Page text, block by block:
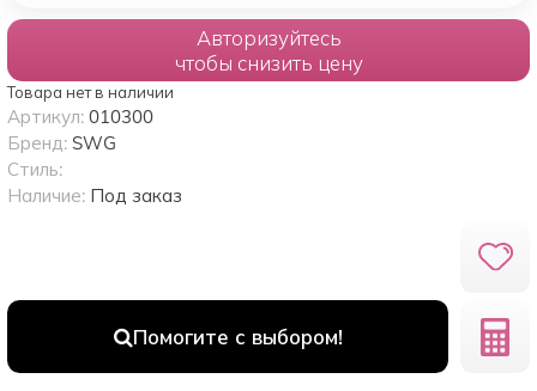
Авторизуйтесь
чтобы снизить цену
Товара нет в наличии
Помогите с выбором!
Артикул: 010300
Бренд: SWG
Стиль:
Наличие: Под заказ